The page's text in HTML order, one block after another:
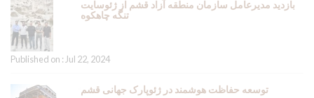
بازدید مدیرعامل سازمان منطقه آزاد قشم از ژئوسایت
تنگه چاهکوه
Published on : Jul 22, 2024
توسعه حفاظت هوشمند در ژئوپارک جهانی قشم